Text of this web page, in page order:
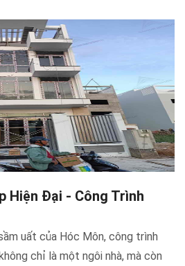
Hiện Đại - Công Trình
uất của Hóc Môn, công trình
chỉ là một ngôi nhà, mà còn